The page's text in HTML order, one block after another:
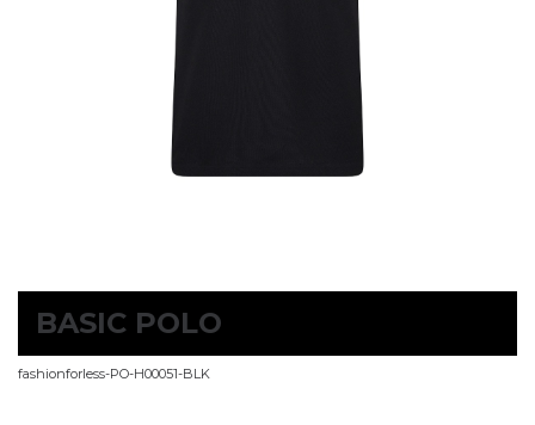
BASIC POLO
fashionforless-PO-H00051-BLK